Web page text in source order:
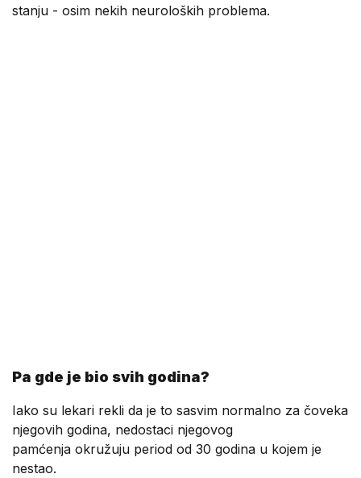
stanju - osim nekih neuroloških problema.
Pa gde je bio svih godina?
Iako su lekari rekli da je to sasvim normalno za čoveka
njegovih godina, nedostaci njegovog
pamćenja okružuju period od 30 godina u kojem je
nestao.